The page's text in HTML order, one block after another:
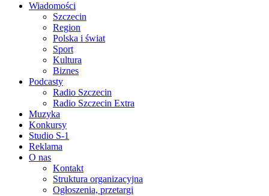
Wiadomości
Szczecin
Region
Polska i świat
Sport
Kultura
Biznes
Podcasty
Radio Szczecin
Radio Szczecin Extra
Muzyka
Konkursy
Studio S-1
Reklama
O nas
Kontakt
Struktura organizacyjna
Ogłoszenia, przetargi